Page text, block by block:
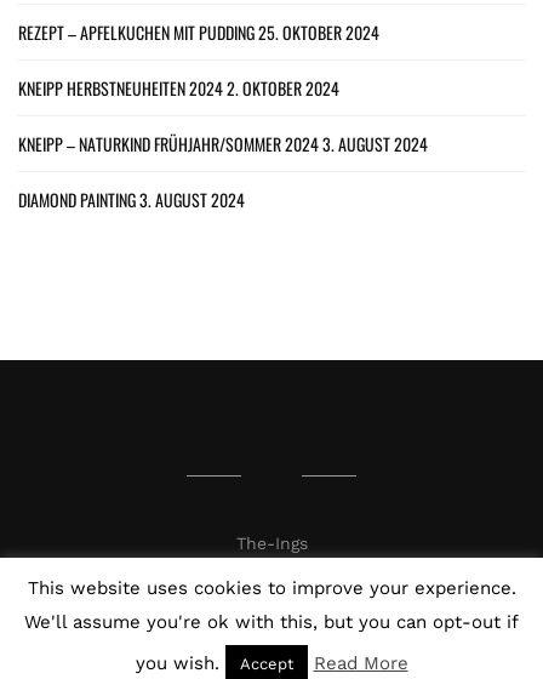
REZEPT – APFELKUCHEN MIT PUDDING25. OKTOBER 2024
KNEIPP HERBSTNEUHEITEN 20242. OKTOBER 2024
KNEIPP – NATURKIND FRÜHJAHR/SOMMER 20243. AUGUST 2024
DIAMOND PAINTING3. AUGUST 2024
The-Ings
This website uses cookies to improve your experience.
We'll assume you're ok with this, but you can opt-out if
you wish.
Accept Read More